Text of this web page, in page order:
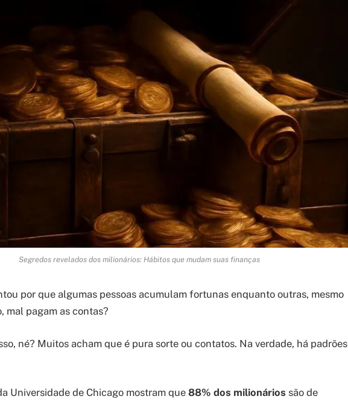
Segredos revelados dos milionários: Hábitos que mudam suas finanças
por que algumas pessoas acumulam fortunas enquanto outras, mesmo
mal pagam as contas?
né? Muitos acham que é pura sorte ou contatos. Na verdade, há padrões
Universidade de Chicago mostram que 88% dos milionários são de